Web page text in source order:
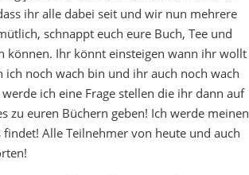
ihr alle dabei seit und wir nun mehrere
schnappt euch eure Buch, Tee und
können. Ihr könnt einsteigen wann ihr wollt
noch wach bin und ihr auch noch wach
ich eine Frage stellen die ihr dann auf
zu euren Büchern geben! Ich werde meinen
Alle Teilnehmer von heute und auch